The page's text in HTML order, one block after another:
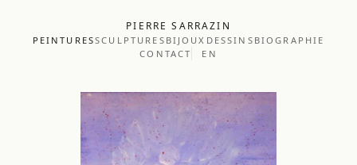
PIERRE SARRAZIN
PEINTURESSCULPTURES BIJOUX DESSINS BIOGRAPHIE
CONTACT
EN